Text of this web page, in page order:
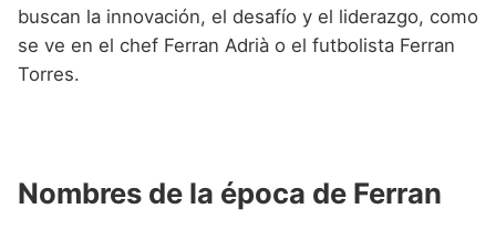
buscan la innovación, el desafío y el liderazgo, como
se ve en el chef Ferran Adrià o el futbolista Ferran
Torres.
Nombres de la época de Ferran